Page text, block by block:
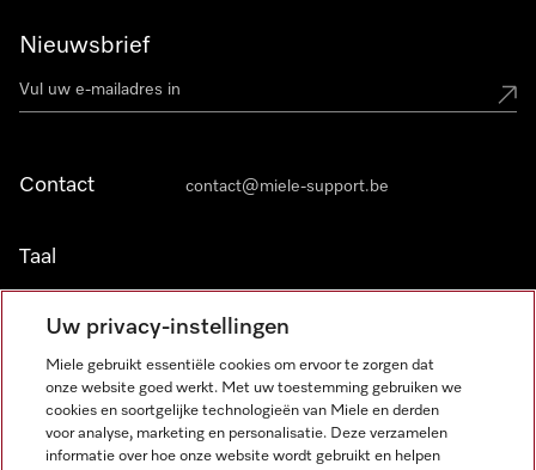
Nieuwsbrief
Contact contact@miele-support.be
Taal
NEDERLANDS
Miele op Facebook
Miele op Youtube
Miele op Instagram
Miele op Pinterest
Uw privacy-instellingen
Miele gebruikt essentiële cookies om ervoor te zorgen dat
onze website goed werkt. Met uw toestemming gebruiken we
cookies en soortgelijke technologieën van Miele en derden
voor analyse, marketing en personalisatie. Deze verzamelen
informatie over hoe onze website wordt gebruikt en helpen